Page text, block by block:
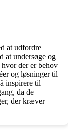
at udfordre
at undersøge og
hvor der er behov
og løsninger til
inspirere til
da de
der kræver